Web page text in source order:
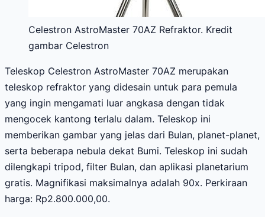
Celestron AstroMaster 70AZ Refraktor. Kredit
gambar Celestron
Teleskop Celestron AstroMaster 70AZ merupakan
teleskop refraktor yang didesain untuk para pemula
yang ingin mengamati luar angkasa dengan tidak
mengocek kantong terlalu dalam. Teleskop ini
memberikan gambar yang jelas dari Bulan, planet-planet,
serta beberapa nebula dekat Bumi. Teleskop ini sudah
dilengkapi tripod, filter Bulan, dan aplikasi planetarium
gratis. Magnifikasi maksimalnya adalah 90x. Perkiraan
harga: Rp2.800.000,00.